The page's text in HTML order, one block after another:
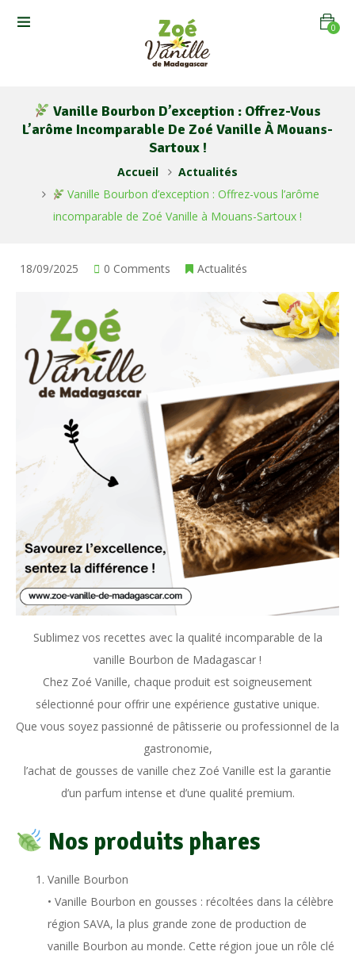
0
Vanille Bourbon D’exception : Offrez-Vous
L’arôme Incomparable De Zoé Vanille À Mouans-
Sartoux !
Accueil
Actualités
Vanille Bourbon d’exception : Offrez-vous l’arôme
incomparable de Zoé Vanille à Mouans-Sartoux !
18/09/2025 0 Comments Actualités
Sublimez vos recettes avec la qualité incomparable de la
vanille Bourbon de Madagascar !
Chez Zoé Vanille, chaque produit est soigneusement
sélectionné pour offrir une expérience gustative unique.
Que vous soyez passionné de pâtisserie ou professionnel de la
gastronomie,
l’achat de gousses de vanille chez Zoé Vanille est la garantie
d’un parfum intense et d’une qualité premium.
Nos produits phares
Vanille Bourbon
• Vanille Bourbon en gousses : récoltées dans la célèbre
région SAVA, la plus grande zone de production de
vanille Bourbon au monde. Cette région joue un rôle clé